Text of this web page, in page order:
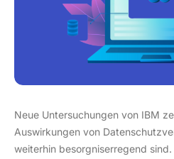
Neue Untersuchungen von IBM
Auswirkungen von
weiterhin besorgniserregend